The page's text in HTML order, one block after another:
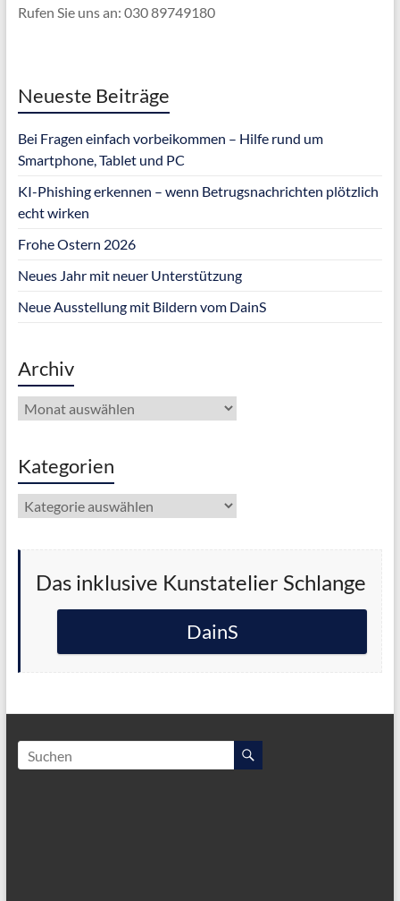
Rufen Sie uns an: 030 89749180
Neueste Beiträge
Bei Fragen einfach vorbeikommen – Hilfe rund um
Smartphone, Tablet und PC
KI-Phishing erkennen – wenn Betrugsnachrichten plötzlich
echt wirken
Frohe Ostern 2026
Neues Jahr mit neuer Unterstützung
Neue Ausstellung mit Bildern vom DainS
Archiv
Archiv
Kategorien
Kategorien
Das inklusive Kunstatelier Schlange
DainS